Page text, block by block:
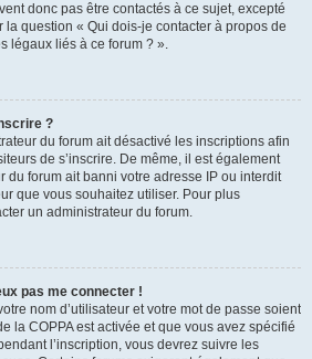
donc pas être contactés à ce sujet, excepté
la question « Qui dois-je contacter à propos de
légaux liés à ce forum ? ».
?
du forum ait désactivé les inscriptions afin
de s’inscrire. De même, il est également
du forum ait banni votre adresse IP ou interdit
que vous souhaitez utiliser. Pour plus
un administrateur du forum.
pas me connecter !
nom d’utilisateur et votre mot de passe soient
la COPPA est activée et que vous avez spécifié
l’inscription, vous devrez suivre les